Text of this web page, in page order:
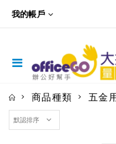
我的帳戶
商品種類 五金